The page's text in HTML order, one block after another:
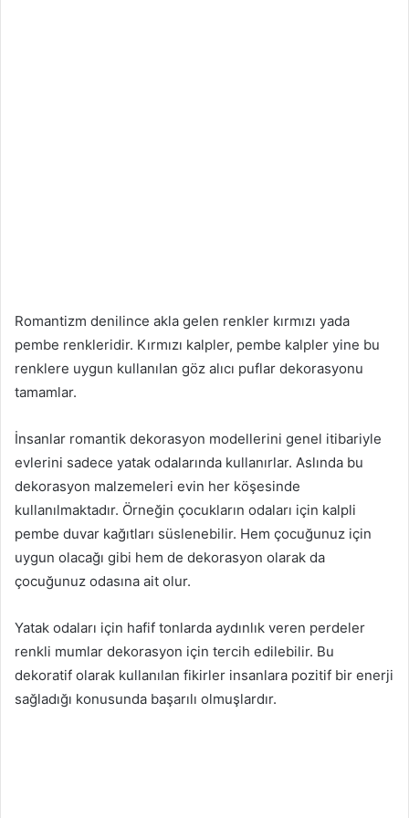
Romantizm denilince akla gelen renkler kırmızı yada
pembe renkleridir. Kırmızı kalpler, pembe kalpler yine bu
renklere uygun kullanılan göz alıcı puflar dekorasyonu
tamamlar.
İnsanlar romantik dekorasyon modellerini genel itibariyle
evlerini sadece yatak odalarında kullanırlar. Aslında bu
dekorasyon malzemeleri evin her köşesinde
kullanılmaktadır. Örneğin çocukların odaları için kalpli
pembe duvar kağıtları süslenebilir. Hem çocuğunuz için
uygun olacağı gibi hem de dekorasyon olarak da
çocuğunuz odasına ait olur.
Yatak odaları için hafif tonlarda aydınlık veren perdeler
renkli mumlar dekorasyon için tercih edilebilir. Bu
dekoratif olarak kullanılan fikirler insanlara pozitif bir enerji
sağladığı konusunda başarılı olmuşlardır.